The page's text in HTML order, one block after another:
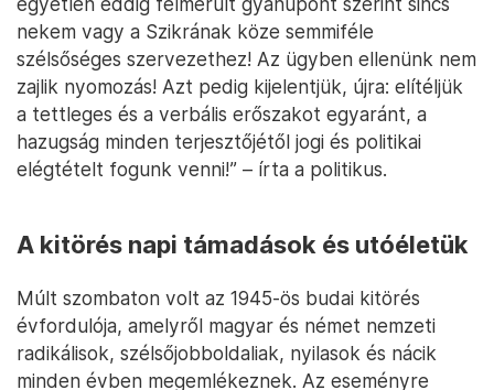
nekem vagy a Szikrának köze semmiféle
szélsőséges szervezethez! Az ügyben ellenünk nem
zajlik nyomozás! Azt pedig kijelentjük, újra: elítéljük
a tettleges és a verbális erőszakot egyaránt, a
hazugság minden terjesztőjétől jogi és politikai
elégtételt fogunk venni!” – írta a politikus.
A kitörés napi támadások és utóéletük
Múlt szombaton volt az 1945-ös budai kitörés
évfordulója, amelyről magyar és német nemzeti
radikálisok, szélsőjobboldaliak, nyilasok és nácik
minden évben megemlékeznek. Az eseményre